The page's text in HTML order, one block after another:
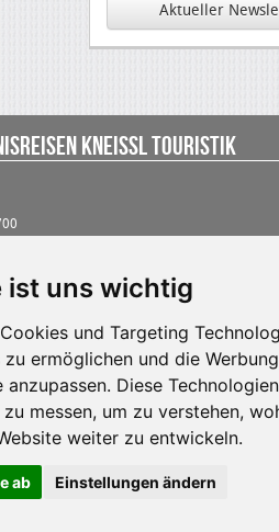
ist uns wichtig
und Targeting
ermöglichen und die
anzupassen. Diese
messen, um zu verstehen,
weiter zu entwickeln.
ab Einstellungen ändern
Aktueller
Kneissl Touristik